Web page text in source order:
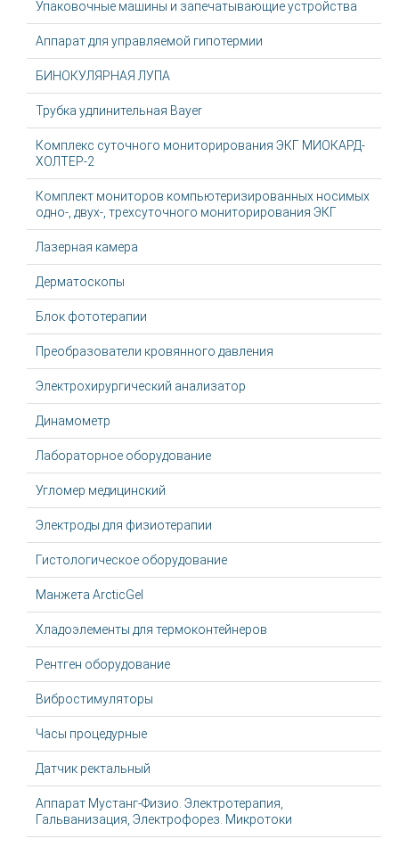
Упаковочные машины и запечатывающие устройства
Аппарат для управляемой гипотермии
БИНОКУЛЯРНАЯ ЛУПА
Трубка удлинительная Bayer
Комплекс суточного мониторирования ЭКГ МИОКАРД-
ХОЛТЕР-2
Комплект мониторов компьютеризированных носимых
одно-, двух-, трехсуточного мониторирования ЭКГ
Лазерная камера
Дерматоскопы
Блок фототерапии
Преобразователи кровянного давления
Электрохирургический анализатор
Динамометр
Лабораторное оборудование
Угломер медицинский
Электроды для физиотерапии
Гистологическое оборудование
Манжета ArcticGel
Хладоэлементы для термоконтейнеров
Рентген оборудование
Вибростимуляторы
Часы процедурные
Датчик ректальный
Аппарат Мустанг-Физио. Электротерапия,
Гальванизация, Электрофорез. Микротоки